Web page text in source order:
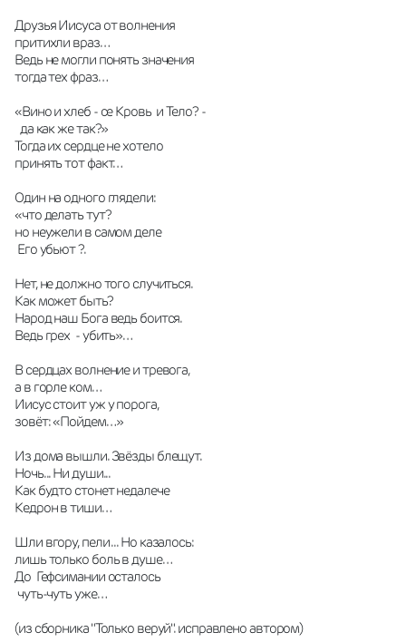
Друзья Иисуса от волнения
притихли враз…
Ведь не могли понять значения
тогда тех фраз…
«Вино и хлеб - се Кровь  и Тело? -
  да как же так?»
Тогда их сердце не хотело
принять тот факт…
Один на одного глядели:
«что делать тут?
но неужели в самом деле
Его убьют ?.
Нет, не должно того случиться.
Как может быть?
Народ наш Бога ведь боится.
Ведь грех  - убить»…
В сердцах волнение и тревога,
а в горле ком…
Иисус стоит уж у порога,
зовёт: «Пойдем…»
Из дома вышли. Звёзды блещут.
Ночь... Ни души...
Как будто стонет недалече
Кедрон в тиши…
Шли вгору, пели ... Но казалось:
лишь только боль в душе…
До  Гефсимании осталось
чуть-чуть уже…
(из сборника "Только веруй". исправлено автором)